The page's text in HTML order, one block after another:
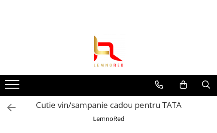
Toppere nunta
Toppere diverse
Toppere absolvireCutie vin/sampanie cadou pentru TATA
LemnoRed